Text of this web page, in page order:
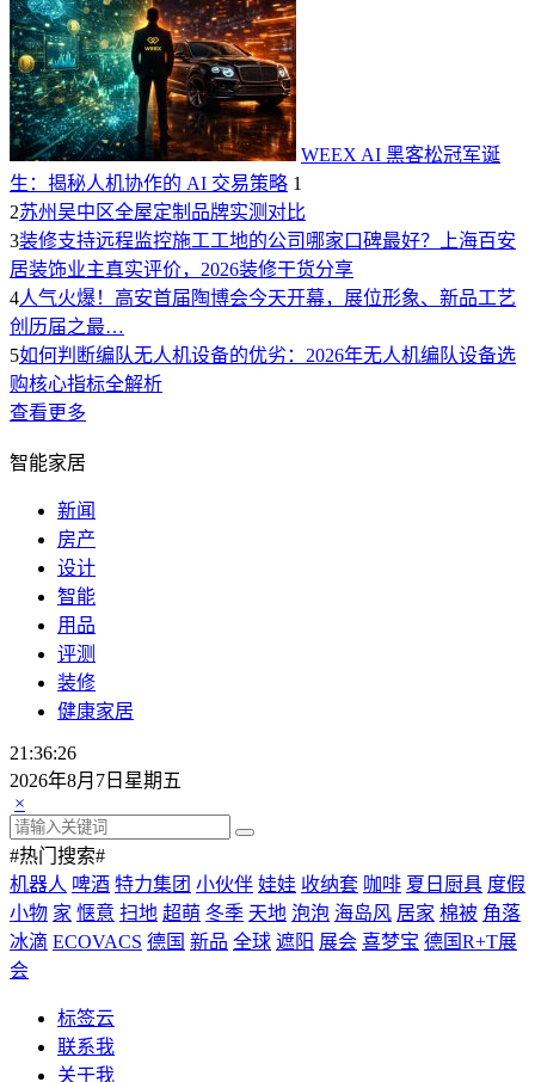
WEEX AI 黑客松冠军诞
生：揭秘人机协作的 AI 交易策略 1
2苏州吴中区全屋定制品牌实测对比
3装修支持远程监控施工工地的公司哪家口碑最好？上海百安
居装饰业主真实评价，2026装修干货分享
4人气火爆！高安首届陶博会今天开幕，展位形象、新品工艺
创历届之最…
5如何判断编队无人机设备的优劣：2026年无人机编队设备选
购核心指标全解析
查看更多
智能家居
新闻
房产
设计
智能
用品
评测
装修
健康家居
21:36:27
2026年8月7日星期五
×
#热门搜索#
机器人 啤酒 特力集团 小伙伴 娃娃 收纳套 咖啡 夏日厨具 度假
小物 家 惬意 扫地 超萌 冬季 天地 泡泡 海岛风 居家 棉被 角落
冰滴 ECOVACS 德国 新品 全球 遮阳 展会 喜梦宝 德国R+T展
会
标签云
联系我
关于我